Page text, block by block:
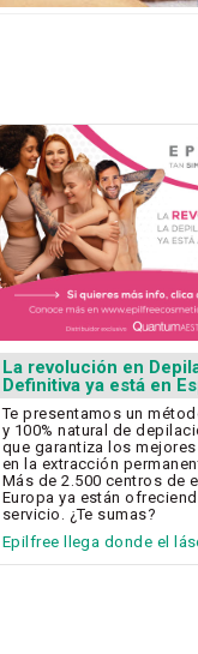
La revolución en
Definitiva ya está en
Te presentamos un
y 100% natural de
que garantiza los
en la extracción
Más de 2.500 centros de
Europa ya están
servicio. ¿Te sumas?
Epilfree llega donde el